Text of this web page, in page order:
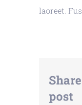
laoreet.
post